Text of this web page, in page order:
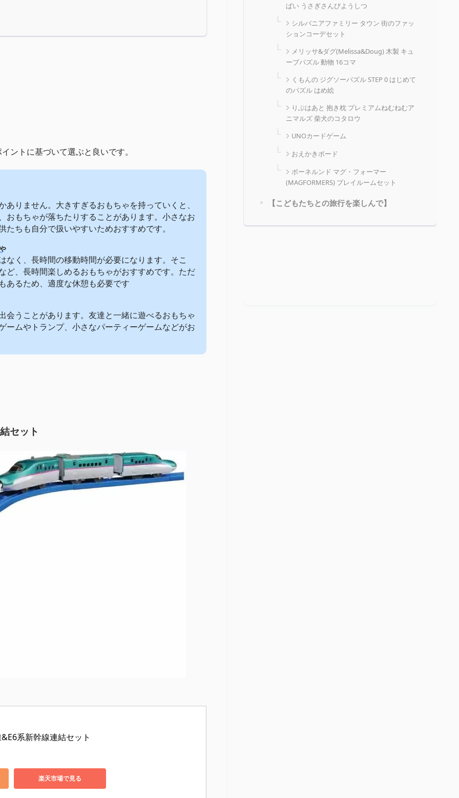
ントに基づいて選ぶと良いです。
りません。大きすぎるおもちゃを持っていくと、
おもちゃが落ちたりすることがあります。小さなお
ちも自分で扱いやすいためおすすめです。
く、長時間の移動時間が必要になります。そこ
ど、長時間楽しめるおもちゃがおすすめです。ただ
あるため、適度な休憩も必要です
うことがあります。友達と一緒に遊べるおもちゃ
ームやトランプ、小さなパーティーゲームなどがお
セット
系新幹線連結セット
楽天市場で見る
ぱい うさぎさんびようしつ
シルバニアファミリー タウン 街のファッ
ションコーデセット
メリッサ&ダグ(Melissa&Doug) 木製 キュ
ーブパズル 動物 16コマ
くもんの ジグソーパズル STEP 0 はじめて
のパズル はめ絵
りぶはあと 抱き枕 プレミアムねむねむア
ニマルズ 柴犬のコタロウ
UNOカードゲーム
おえかきボード
ボーネルンド マグ・フォーマー
(MAGFORMERS) プレイルームセット
【こどもたちとの旅行を楽しんで】